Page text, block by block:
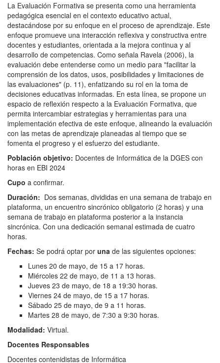
La Evaluación Formativa se presenta como una herramienta
pedagógica esencial en el contexto educativo actual,
destacándose por su enfoque en el proceso de aprendizaje. Este
enfoque promueve una interacción reflexiva y constructiva entre
docentes y estudiantes, orientada a la mejora continua y al
desarrollo de competencias. Como señala Ravela (2006), la
evaluación debe entenderse como un medio para "facilitar la
comprensión de los datos, usos, posibilidades y limitaciones de
las evaluaciones" (p. 11), enfatizando su rol en la toma de
decisiones educativas informadas. En esta línea, se propone un
espacio de reflexión respecto a la Evaluación Formativa, que
permita intercambiar estrategias y herramientas para una
implementación efectiva de este enfoque, alineando la evaluación
con las metas de aprendizaje planeadas al tiempo que se
fomenta el progreso y el esfuerzo del estudiante.
Población objetivo: Docentes de Informática de la DGES con
horas en EBI 2024
Cupo a confirmar.
Duración: Dos semanas, divididas en una semana de trabajo en
plataforma, un encuentro sincrónico obligatorio (2 horas) y una
semana de trabajo en plataforma posterior a la instancia
sincrónica. Con una dedicación semanal estimada de cuatro
horas.
Fechas: Se podrá optar por una de las siguientes opciones:
Lunes 20 de mayo, de 15 a 17 horas.
Miércoles 22 de mayo, de 11 a 13 horas.
Jueves 23 de mayo, de 18 a 19:30 horas.
Viernes 24 de mayo, de 15 a 17 horas.
Sábado 25 de mayo, de 9 a 11 horas.
Martes 28 de mayo, de 7:30 a 9:30 horas.
Modalidad: Virtual.
Docentes Responsables
Docentes contenidistas de Informática